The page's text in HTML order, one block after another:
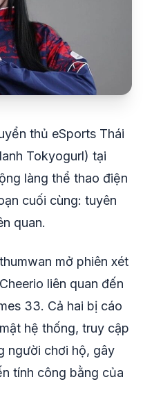
thủ eSports Thái
Tokyogurl) tại
làng thể thao điện
cuối cùng: tuyên
quan.
mở phiên xét
liên quan đến
33. Cả hai bị cáo
hệ thống, truy cập
người chơi hộ, gây
tính công bằng của